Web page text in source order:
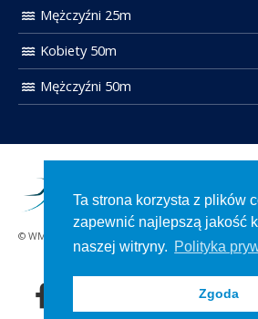
Mężczyźni 25m
Kobiety 50m
Mężczyźni 50m
© WMOZP 2021. Wszelkie prawa zastrzeżone.
Ta strona korzysta z plików
zapewnić najlepszą jakość
naszej witryny. Polityka
Zgoda